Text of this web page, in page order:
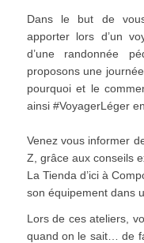
Dans le but de
apporter lors d’un
d’une randonnée
proposons une
pourquoi et le
ainsi #VoyagerLéger
Venez vous informer
Z, grâce aux conseils
La Tienda d’ici à
son équipement dans
Lors de ces ateliers,
quand on le sait… de